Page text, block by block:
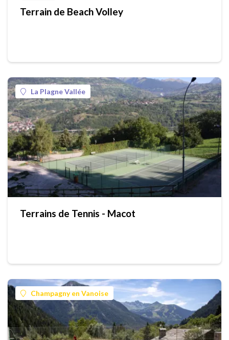
Terrain de Beach Volley
La Plagne Vallée
Terrains de Tennis - Macot
Champagny en Vanoise